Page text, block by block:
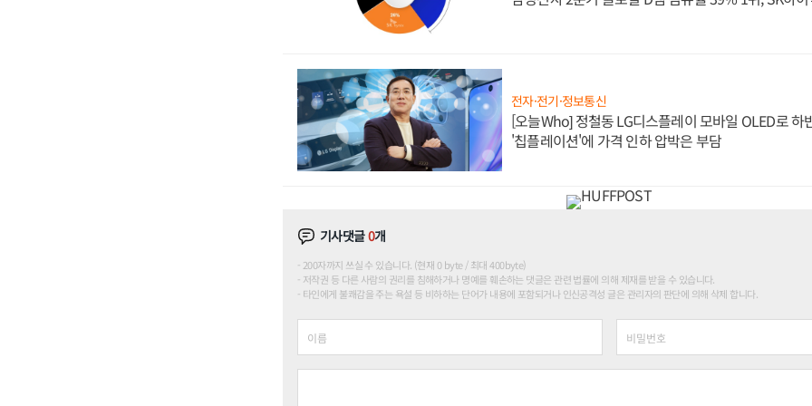
전자·전기·정보통신
[오늘Who] 정철동 LG디스플레이 모바일 OLED로 하
'칩플레이션'에 가격 인하 압박은 부담
기사댓글0개
200자까지 쓰실 수 있습니다. (현재 0 byte / 최대 400byte)
저작권 등 다른 사람의 권리를 침해하거나 명예를 훼손하는 댓글은 관련 법률에 의해 제재를 받을 수 있습니다.
타인에게 불쾌감을 주는 욕설 등 비하하는 단어가 내용에 포함되거나 인신공격성 글은 관리자의 판단에 의해 삭제 합니다.